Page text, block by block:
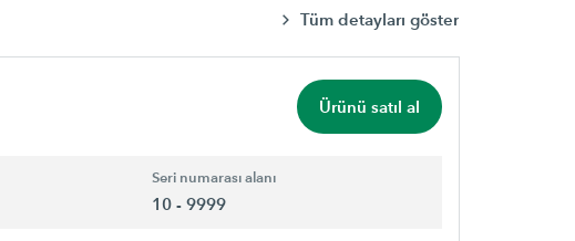
Tüm detayları göster
Ürünü satıl al
Seri numarası alanı
10 - 9999